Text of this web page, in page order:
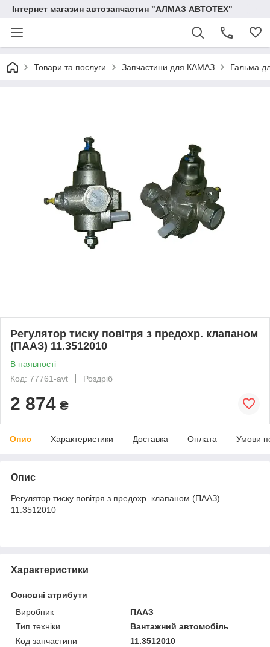
Інтернет магазин автозапчастин "АЛМАЗ АВТОТЕХ"
Товари та послуги Запчастини для КАМАЗ Гальма
Регулятор тиску повітря з предохр. клапаном
(ПААЗ) 11.3512010
В наявності
Код: 77761-avt
Роздріб
2 874 ₴
Опис Характеристики Доставка Оплата Умови
Опис
Регулятор тиску повітря з предохр. клапаном (ПААЗ)
11.3512010
Характеристики
Основні атрибути
Виробник
ПААЗ
Тип техніки
Вантажний автомобіль
Код запчастини
11.3512010